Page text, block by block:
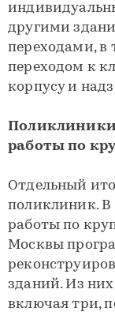
другими
переходами, в
переходом к
корпусу и
работы по
Отдельный
поликлиник. В
работы по
Москвы
зданий. Из них
включая три,